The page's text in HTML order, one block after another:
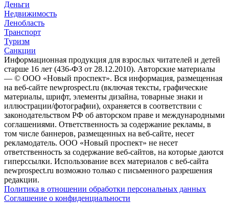
Деньги
Недвижимость
Ленобласть
Транспорт
Туризм
Санкции
Информационная продукция для взрослых читателей и детей
старше 16 лет (436-ФЗ от 28.12.2010). Авторские материалы
— © ООО «Новый проспект». Вся информация, размещенная
на веб-сайте newprospect.ru (включая тексты, графические
материалы, шрифт, элементы дизайна, товарные знаки и
иллюстрации/фотографии), охраняется в соответствии с
законодательством РФ об авторском праве и международными
соглашениями. Ответственность за содержание рекламы, в
том числе баннеров, размещенных на веб-сайте, несет
рекламодатель. ООО «Новый проспект» не несет
ответственность за содержание веб-сайтов, на которые даются
гиперссылки. Использование всех материалов с веб-сайта
newprospect.ru возможно только с письменного разрешения
редакции.
Политика в отношении обработки персональных данных
Соглашение о конфиденциальности